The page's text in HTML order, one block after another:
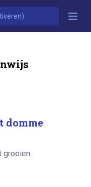
domme